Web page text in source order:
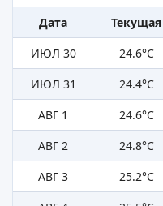
Дата Текущая
ИЮЛ 30
24.6°C
ИЮЛ 31
24.4°C
АВГ 1
24.6°C
АВГ 2
24.8°C
АВГ 3
25.2°C